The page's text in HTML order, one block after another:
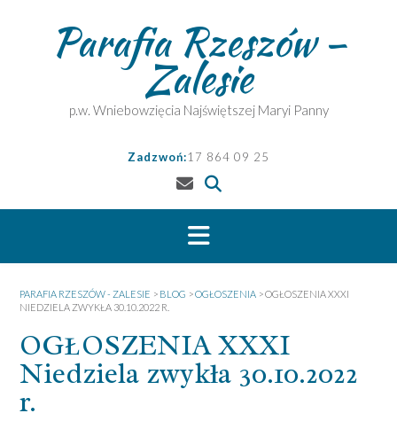
Parafia Rzeszów –
Zalesie
p.w. Wniebowzięcia Najświętszej Maryi Panny
Zadzwoń:17 864 09 25
PARAFIA RZESZÓW - ZALESIE > BLOG >OGŁOSZENIA >OGŁOSZENIA XXXI
NIEDZIELA ZWYKŁA 30.10.2022 R.
OGŁOSZENIA XXXI
Niedziela zwykła 30.10.2022
r.